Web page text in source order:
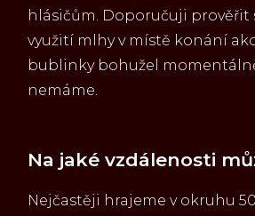
hlásičům. Doporučuji prověřit
využití mlhy v místě konání
bublinky bohužel
nemáme.
Na jaké vzdálenosti
Nejčastěji hrajeme v okruhu